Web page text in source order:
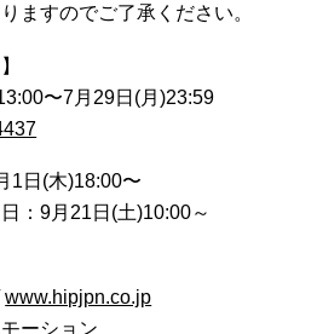
ますのでご了承ください。
〜7月29日(月)23:59
1日(木)18:00〜
：9月21日(土)10:00～
www.hipjpn.co.jp
ーション